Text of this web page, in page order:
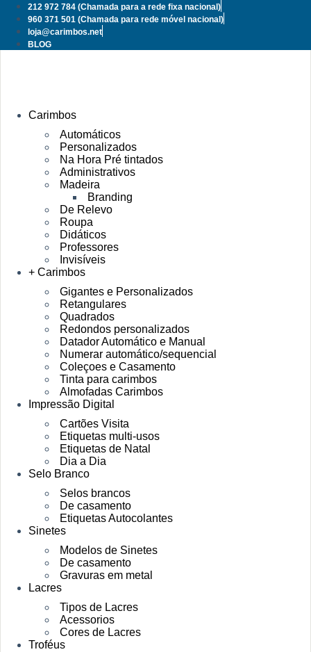
Pular
para
conteúdo
212 972 784 (Chamada para a rede fixa nacional)
960 371 501 (Chamada para rede móvel nacional)
loja@carimbos.net
BLOG
Carimbos
Automáticos
Personalizados
Na Hora Pré tintados
Administrativos
Madeira
Branding
De Relevo
Roupa
Didáticos
Professores
Invisíveis
+ Carimbos
Gigantes e Personalizados
Retangulares
Quadrados
Redondos personalizados
Datador Automático e Manual
Numerar automático/sequencial
Coleçoes e Casamento
Tinta para carimbos
Almofadas Carimbos
Impressão Digital
Cartões Visita
Etiquetas multi-usos
Etiquetas de Natal
Dia a Dia
Selo Branco
Selos brancos
De casamento
Etiquetas Autocolantes
Sinetes
Modelos de Sinetes
De casamento
Gravuras em metal
Lacres
Tipos de Lacres
Acessorios
Cores de Lacres
Troféus